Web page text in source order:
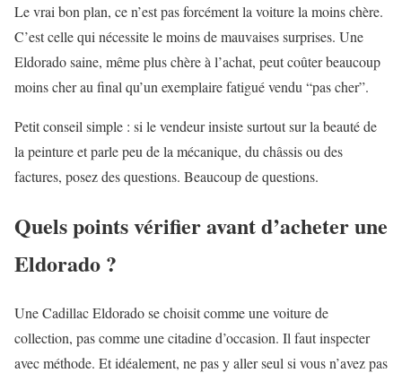
Le vrai bon plan, ce n’est pas forcément la voiture la moins chère.
C’est celle qui nécessite le moins de mauvaises surprises. Une
Eldorado saine, même plus chère à l’achat, peut coûter beaucoup
moins cher au final qu’un exemplaire fatigué vendu “pas cher”.
Petit conseil simple : si le vendeur insiste surtout sur la beauté de
la peinture et parle peu de la mécanique, du châssis ou des
factures, posez des questions. Beaucoup de questions.
Quels points vérifier avant d’acheter une
Eldorado ?
Une Cadillac Eldorado se choisit comme une voiture de
collection, pas comme une citadine d’occasion. Il faut inspecter
avec méthode. Et idéalement, ne pas y aller seul si vous n’avez pas